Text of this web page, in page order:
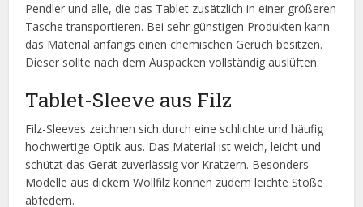
Pendler und alle, die das Tablet zusätzlich in einer größeren
Tasche transportieren. Bei sehr günstigen Produkten kann
das Material anfangs einen chemischen Geruch besitzen.
Dieser sollte nach dem Auspacken vollständig auslüften.
Tablet-Sleeve aus Filz
Filz-Sleeves zeichnen sich durch eine schlichte und häufig
hochwertige Optik aus. Das Material ist weich, leicht und
schützt das Gerät zuverlässig vor Kratzern. Besonders
Modelle aus dickem Wollfilz können zudem leichte Stöße
abfedern.